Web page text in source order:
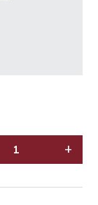
QUANTITÉ
+